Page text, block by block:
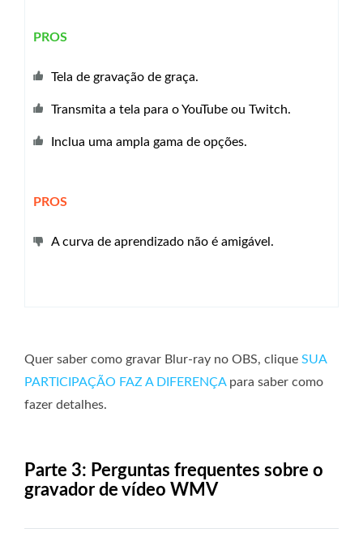
PROS
Tela de gravação de graça.
Transmita a tela para o YouTube ou Twitch.
Inclua uma ampla gama de opções.
PROS
A curva de aprendizado não é amigável.
Quer saber como gravar Blur-ray no OBS, clique SUA
PARTICIPAÇÃO FAZ A DIFERENÇApara saber como
fazer detalhes.
Parte 3: Perguntas frequentes sobre o
gravador de vídeo WMV